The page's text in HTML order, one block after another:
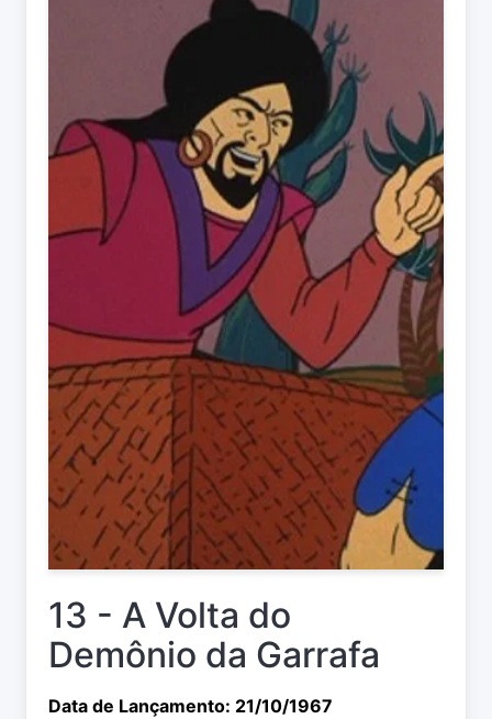
13 - A Volta do
Demônio da Garrafa
Data de Lançamento: 21/10/1967